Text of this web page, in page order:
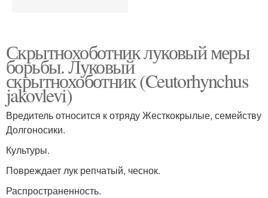
Скрытнохоботник луковый меры
борьбы. Луковый
скрытнохоботник (Ceutorhynchus
jakovlevi)
Вредитель относится к отряду Жесткокрылые, семейству
Долгоносики.
Культуры.
Повреждает лук репчатый, чеснок.
Распространенность.